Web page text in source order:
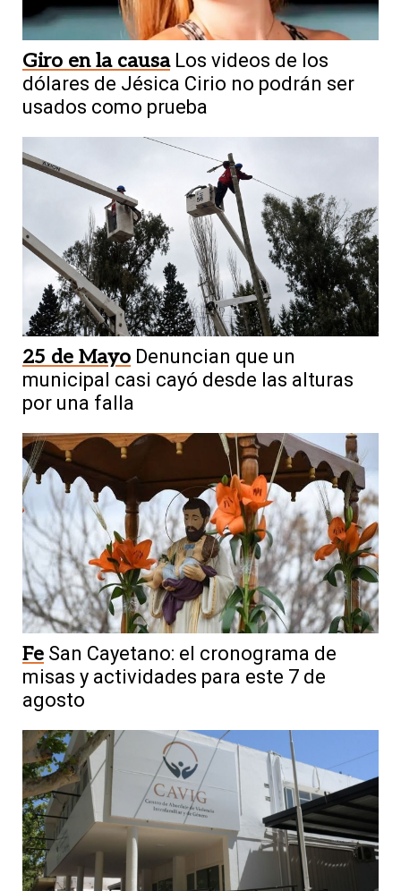
Giro en la causa Los videos de los
dólares de Jésica Cirio no podrán ser
usados como prueba
25 de Mayo Denuncian que un
municipal casi cayó desde las alturas
por una falla
Fe San Cayetano: el cronograma de
misas y actividades para este 7 de
agosto